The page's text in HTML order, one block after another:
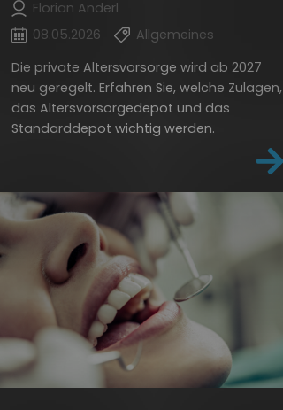
Florian Anderl
08.05.2026
Allgemeines
Die private Altersvorsorge wird ab 2027
neu geregelt. Erfahren Sie, welche Zulagen,
das Altersvorsorgedepot und das
Standarddepot wichtig werden.